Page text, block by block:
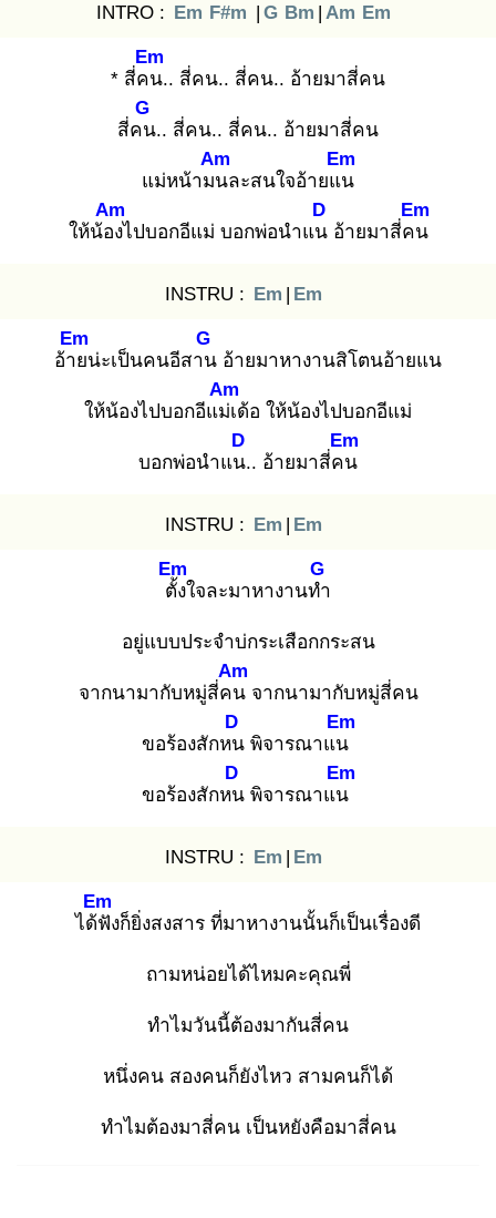
INTRO : Em F#m | G Bm | Am Em
* สี่คน
Em
.. สี่คน.. สี่คน.. อ้ายมาสี่คน
สี่คน
G
.. สี่คน.. สี่คน.. อ้ายมาสี่คน
แม่หน้ามน
Am
ละสนใจอ้ายแน
Em
ให้น้อง
Am
ไปบอกอีแม่ บอกพ่อนำแน
D
อ้ายมาสี่คน
Em
INSTRU : Em | Em
อ้าย
Em
น่ะเป็นคนอีสาน
G
อ้ายมาหางานสิโตนอ้ายแน
ให้น้องไปบอกอีแม่เ
Am
ด้อ ให้น้องไปบอกอีแม่
บอกพ่อนำแน.
D
. อ้ายมาสี่คน
Em
INSTRU : Em | Em
ตั้ง
Em
ใจละมาหางานทำ
G
อยู่แบบประจำบ่กระเสือกกระสน
จากนามากับหมู่สี่คน
Am
จากนามากับหมู่สี่คน
ขอร้องสักหน
D
พิจารณาแน
Em
ขอร้องสักหน
D
พิจารณาแน
Em
INSTRU : Em | Em
ได้ฟั
Em
งก็ยิ่งสงสาร ที่มาหางานนั้นก็เป็นเรื่องดี
ถามหน่อยได้ไหมคะคุณพี่
ทำไมวันนี้ต้องมากันสี่คน
หนึ่งคน สองคนก็ยังไหว สามคนก็ได้
ทำไมต้องมาสี่คน เป็นหยังคือมาสี่คน